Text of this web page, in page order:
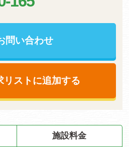
問い合わせ
リストに追加する
施設料金